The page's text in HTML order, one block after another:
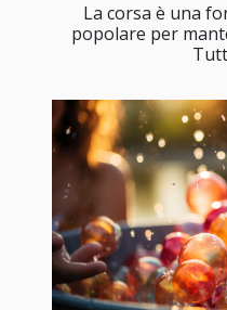
La corsa è una
popolare per